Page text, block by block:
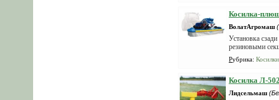
Косилка-
ВолатАгромаш
Установка
резиновыми
Рубрика:
Косилка Л-
Лидсельмаш